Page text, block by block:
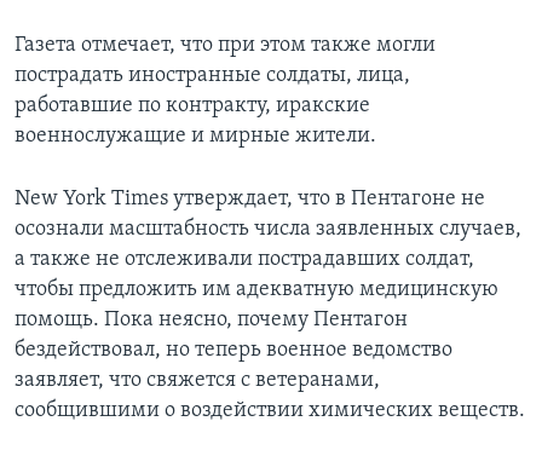
Газета отмечает, что при этом также могли
пострадать иностранные солдаты, лица,
работавшие по контракту, иракские
военнослужащие и мирные жители.
New York Times утверждает, что в Пентагоне не
осознали масштабность числа заявленных случаев,
а также не отслеживали пострадавших солдат,
чтобы предложить им адекватную медицинскую
помощь. Пока неясно, почему Пентагон
бездействовал, но теперь военное ведомство
заявляет, что свяжется с ветеранами,
сообщившими о воздействии химических веществ.